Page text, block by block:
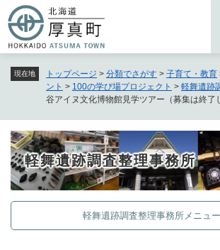
ー
ジ
。
現在地 トップページ > 分類でさがす > 子育て・教育
ント > 100の学び場プロジェクト > 軽舞遺跡
谷アイヌ文化博物館見学ツアー（募集は終了
軽舞遺跡調査整理事務所
軽舞遺跡調査整理事務所メニュー